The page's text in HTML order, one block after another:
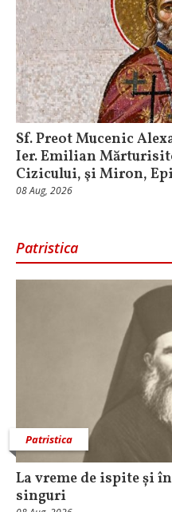
Sf. Preot Mucenic
Ier. Emilian
Cizicului, şi Miron,
08 Aug, 2026
Patristica
Patristica
La vreme de ispite și
singuri